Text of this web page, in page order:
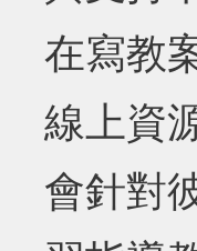
在寫教
線上資
會針對